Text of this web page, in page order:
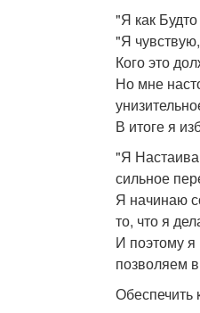
"Я как
"Я
Кого это
Но мне
В итоге я
"Я
сильное
Я начинаю
то, что я
И поэтому я
позволяем
Обеспечить